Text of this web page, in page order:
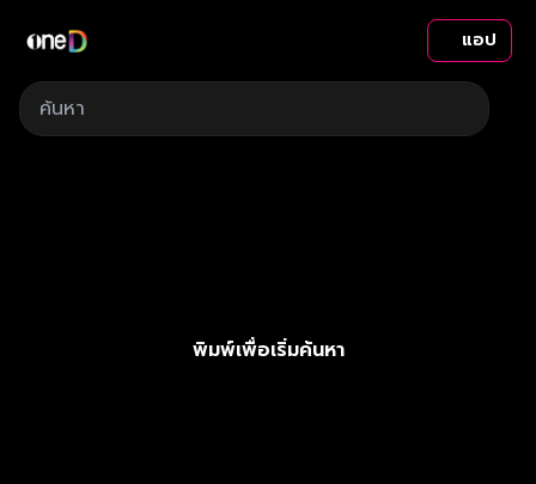
แอป
พิมพ์เพื่อเริ่มค้นหา